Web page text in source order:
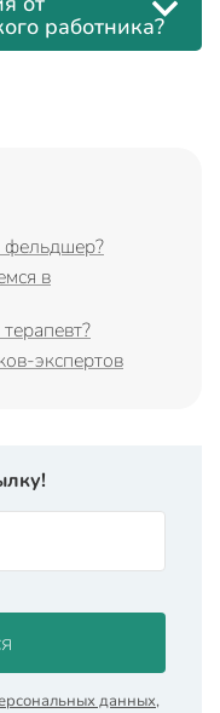
работника?
фельдшер?
в
экспертов
данных,